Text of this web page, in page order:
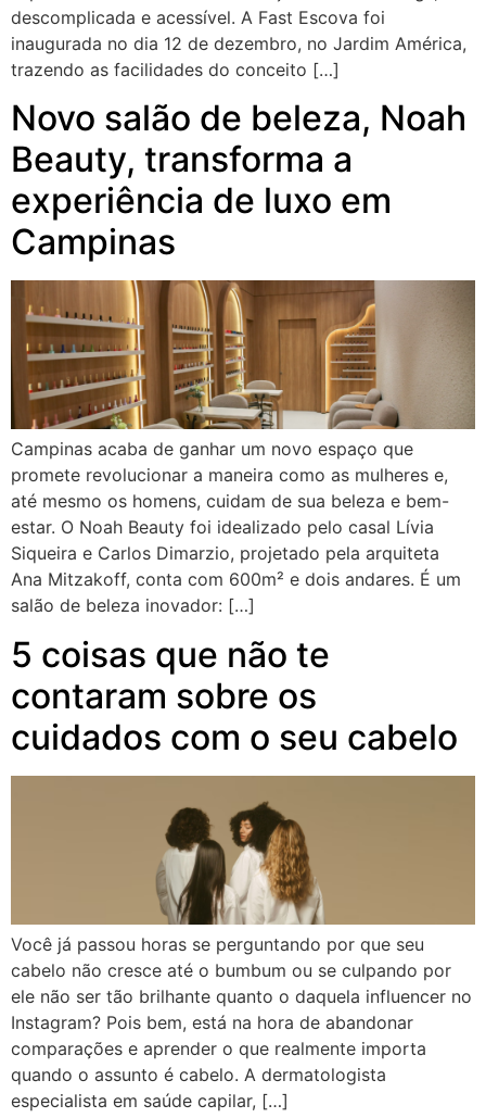
descomplicada e acessível. A Fast Escova foi
inaugurada no dia 12 de dezembro, no Jardim América,
trazendo as facilidades do conceito […]
Novo salão de beleza, Noah
Beauty, transforma a
experiência de luxo em
Campinas
Campinas acaba de ganhar um novo espaço que
promete revolucionar a maneira como as mulheres e,
até mesmo os homens, cuidam de sua beleza e bem-
estar. O Noah Beauty foi idealizado pelo casal Lívia
Siqueira e Carlos Dimarzio, projetado pela arquiteta
Ana Mitzakoff, conta com 600m² e dois andares. É um
salão de beleza inovador: […]
5 coisas que não te
contaram sobre os
cuidados com o seu cabelo
Você já passou horas se perguntando por que seu
cabelo não cresce até o bumbum ou se culpando por
ele não ser tão brilhante quanto o daquela influencer no
Instagram? Pois bem, está na hora de abandonar
comparações e aprender o que realmente importa
quando o assunto é cabelo. A dermatologista
especialista em saúde capilar, […]